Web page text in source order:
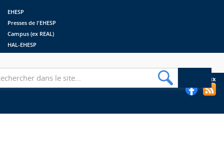
EHESP
Presses de l'EHESP
Campus (ex REAL)
HAL-EHESP
Suivez les bibliothèques de l'EHESP sur les réseaux sociaux